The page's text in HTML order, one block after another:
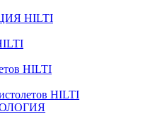
HILTI
HILTI
HILTI